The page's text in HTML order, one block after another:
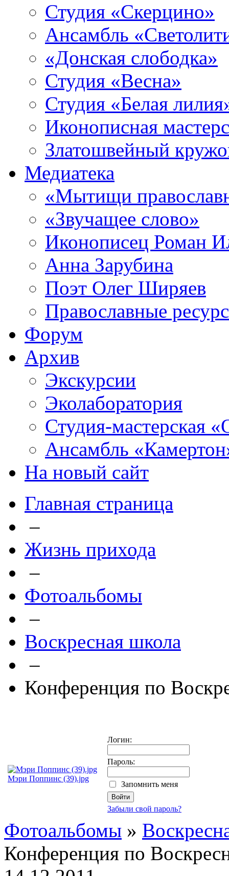
Студия «Скерцино»
Ансамбль
«Донская слободка»
Студия «Весна»
Студия «Белая
Иконописная
Златошвейный
Медиатека
«Мытищи
«Звучащее слово»
Иконописец Роман
Анна Зарубина
Поэт Олег Ширяев
Православные
Форум
Архив
Экскурсии
Эколаборатория
Студия-мастерская
Ансамбль
На новый сайт
Главная страница
–
Жизнь прихода
–
Фотоальбомы
–
Воскресная школа
–
Конференция по
Мэри Поппинс (39).jpg
Логин:
Пароль:
Запомнить меня
Забыли свой пароль?
Фотоальбомы »
Конференция по